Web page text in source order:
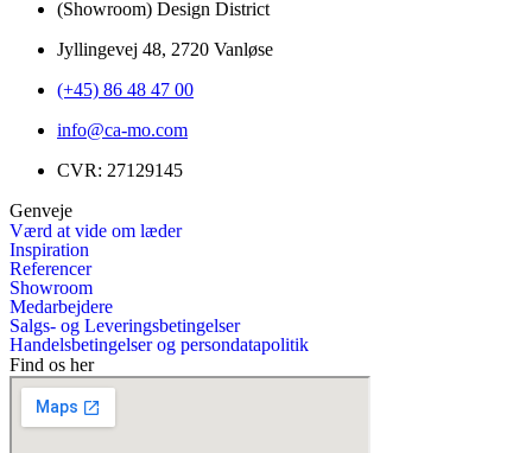
(Showroom) Design District
Jyllingevej 48, 2720 Vanløse
(+45) 86 48 47 00
info@ca-mo.com
CVR: 27129145
Genveje
Værd at vide om læder
Inspiration
Referencer
Showroom
Medarbejdere
Salgs- og Leveringsbetingelser
Handelsbetingelser og persondatapolitik
Find os her